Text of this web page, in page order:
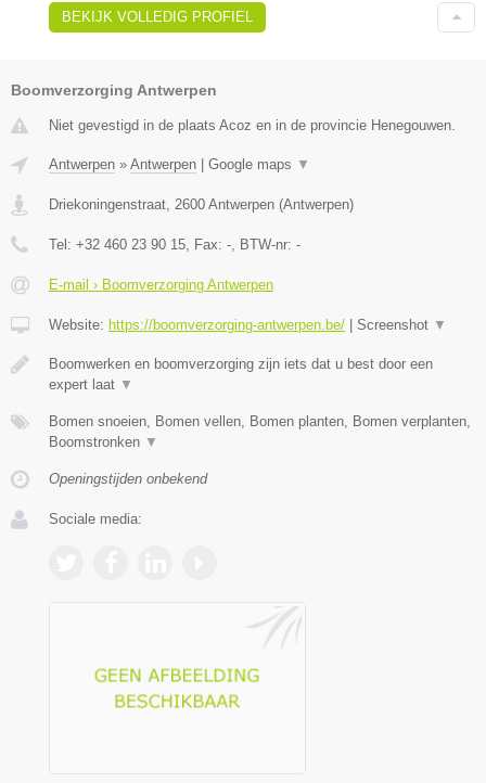
BEKIJK VOLLEDIG PROFIEL
Boomverzorging Antwerpen
Niet gevestigd in de plaats Acoz en in de provincie Henegouwen.
Antwerpen » Antwerpen Google maps ▼
Driekoningenstraat 2600 Antwerpen (Antwerpen)
Tel: +32 460 23 90 15 , Fax: - , BTW-nr: -
E-mail › Boomverzorging Antwerpen
Website: https://boomverzorging-antwerpen.be/ Screenshot ▼
Boomwerken en boomverzorging zijn iets dat u best door een
expert laat ▼
Bomen snoeien, Bomen vellen, Bomen planten, Bomen verplanten,
Boomstronken ▼
Openingstijden onbekend
Sociale media: